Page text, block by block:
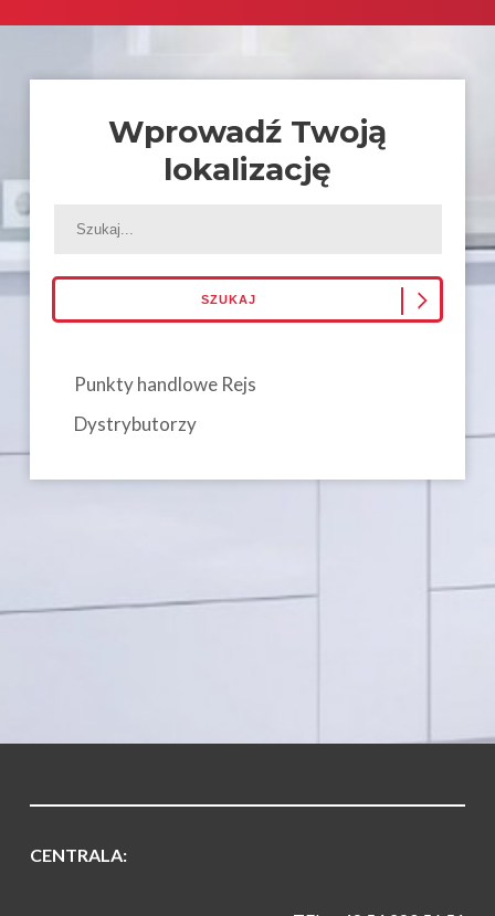
Wprowadź Twoją
lokalizację
Punkty handlowe Rejs
Dystrybutorzy
CENTRALA: